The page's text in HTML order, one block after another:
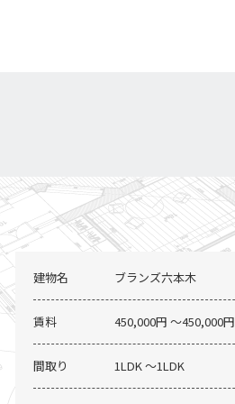
2 / 2
建物名 ブランズ六本木
賃料 450,000円 〜450,000円
間取り 1LDK 〜1LDK